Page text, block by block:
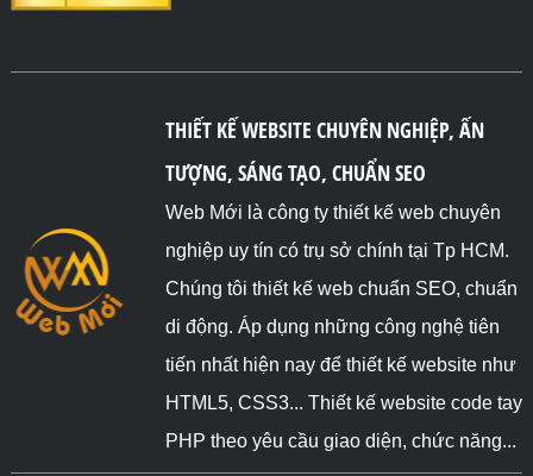
THIẾT KẾ WEBSITE CHUYÊN NGHIỆP, ẤN
TƯỢNG, SÁNG TẠO, CHUẨN SEO
Web Mới là công ty thiết kế web chuyên
nghiệp uy tín có trụ sở chính tại Tp HCM.
Chúng tôi thiết kế web chuẩn SEO, chuẩn
di động. Áp dụng những công nghệ tiên
tiến nhất hiện nay để thiết kế website như
HTML5, CSS3... Thiết kế website code tay
PHP theo yêu cầu giao diện, chức năng...